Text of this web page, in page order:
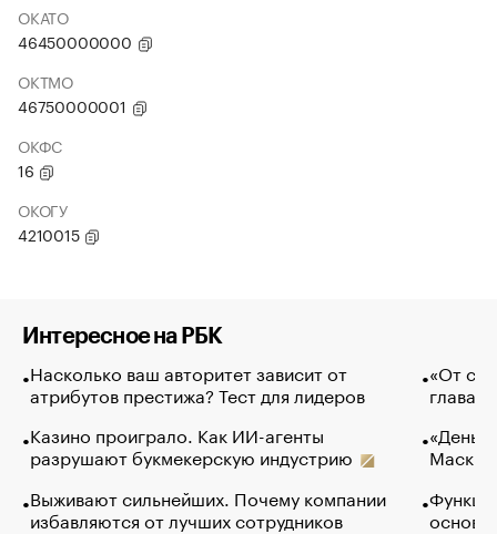
ОКАТО
46450000000
ОКТМО
46750000001
ОКФС
16
ОКОГУ
4210015
Интересное на РБК
Насколько ваш авторитет зависит от
атрибутов престижа? Тест для лидеров
Казино проиграло. Как ИИ-агенты
разрушают букмекерскую индустрию
Выживают сильнейших. Почему компании
избавляются от лучших сотрудников
«От
глава
Маск в
основ